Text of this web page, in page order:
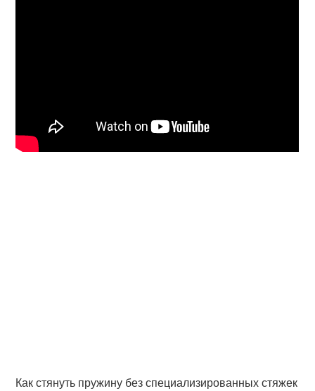
Как стянуть пружину без специализированных стяжек